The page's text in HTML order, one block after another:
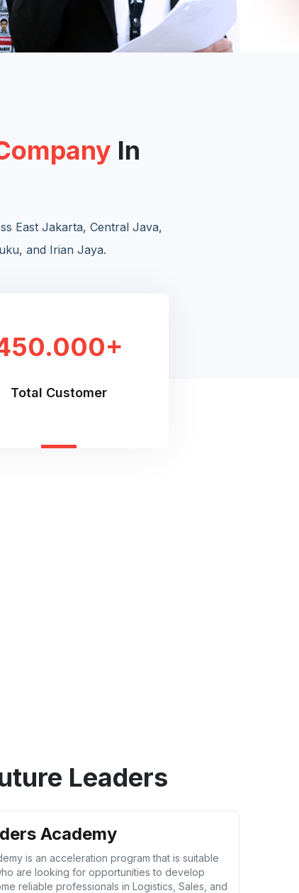
In
East Jakarta, Central Java,
and Irian Jaya.
Total Customer
Leaders
Academy
is an acceleration program that is suitable
are looking for opportunities to develop
reliable professionals in Logistics, Sales, and